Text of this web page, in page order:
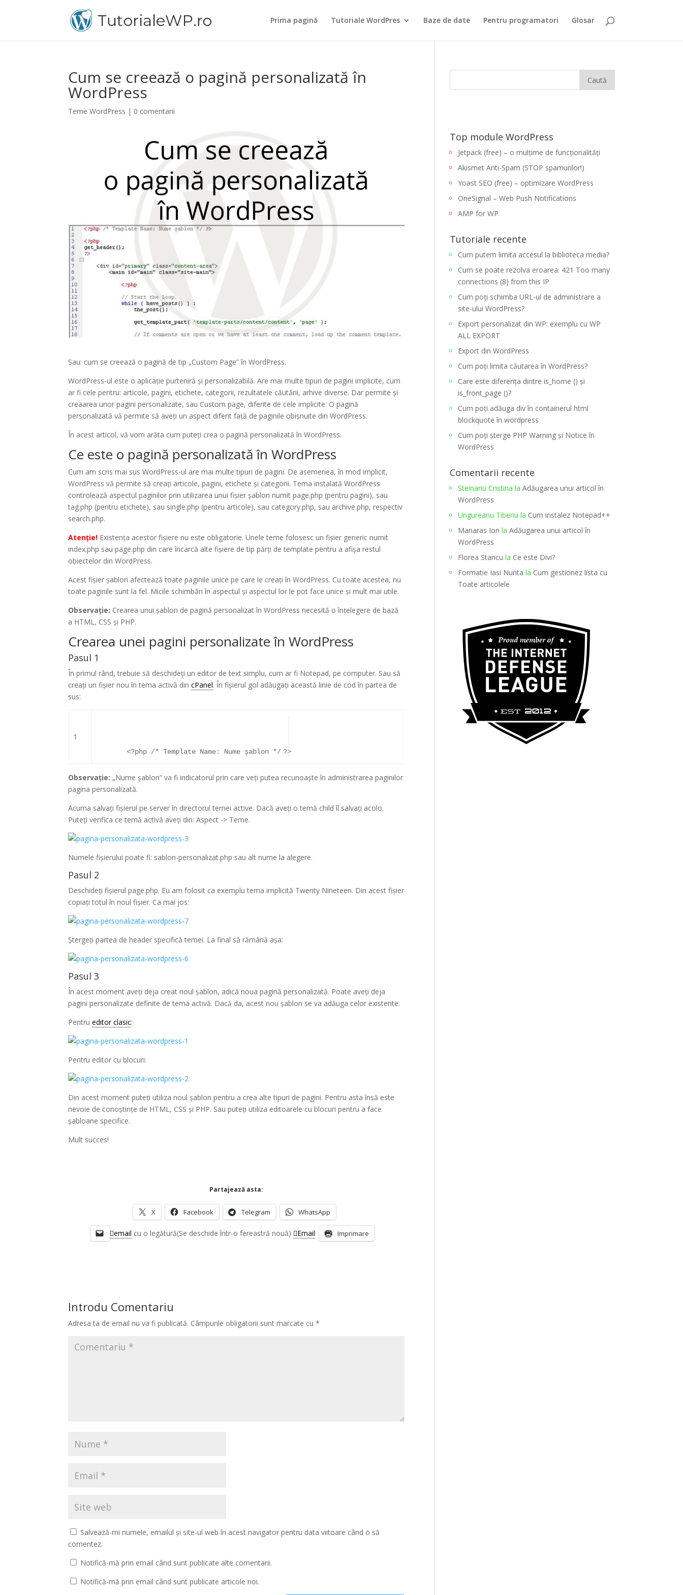
Prima pagină Tutoriale WordPres Baze de date Pentru programatori Glosar
Cum se creează o pagină personalizată în
WordPress
Teme WordPress | 0 comentarii
Sau: cum se creează o pagină de tip „Custom Page” în WordPress.
WordPress-ul este o aplicație purteniră și personalizabilă. Are mai multe tipuri de pagini implicite, cum
ar fi cele pentru: articole, pagini, etichete, categorii, rezultatele căutării, arhive diverse. Dar permite și
creaarea unor pagini personalizate, sau Custom page, diferite de cele implicite. O pagină
personalizată vă permite să aveți un aspect diferit față de paginile obișnuite din WordPress.
În acest articol, vă vom arăta cum puteți crea o pagină personalizată în WordPress.
Ce este o pagină personalizată în WordPress
Cum am scris mai sus WordPress-ul are mai multe tipuri de pagini. De asemenea, în mod implicit,
WordPress vă permite să creați articole, pagini, etichete și categorii. Tema instalată WordPress
controlează aspectul paginilor prin utilizarea unui fișier șablon numit page.php (pentru pagini), sau
tag.php (pentru etichete), sau single.php (pentru articole), sau category.php, sau archive.php, respectiv
search.php.
Atenție! Existența acestor fișiere nu este obligatorie. Unele teme folosesc un fișier generic numit
index.php sau page.php din care încarcă alte fișiere de tip părți de template pentru a afișa restul
obiectelor din WordPress.
Acest fișier șablon afectează toate paginile unice pe care le creați în WordPress. Cu toate acestea, nu
toate paginile sunt la fel. Micile schimbări în aspectul și aspectul lor le pot face unice și mult mai utile.
Observație: Crearea unui șablon de pagină personalizat în WordPress necesită o înțelegere de bază
a HTML, CSS și PHP.
Crearea unei pagini personalizate în WordPress
Pasul 1
În primul rând, trebuie să deschideți un editor de text simplu, cum ar fi Notepad, pe computer. Sau să
creați un fișier nou în tema activă dincPanel. În fișierul gol adăugați această linie de cod în partea de
sus:
1
<?php /* Template Name: Nume șablon */ ?>
Observație: „Nume șablon” va fi indicatorul prin care veți putea recunoaște în administrarea paginilor
pagina personalizată.
Acuma salvați fișierul pe server în directorul temei active. Dacă aveți o temă child îl salvați acolo.
Puteți verifica ce temă activă aveți din: Aspect -> Teme.
Numele fișierului poate fi: sablon-personalizat.php sau alt nume la alegere.
Pasul 2
Deschideți fișierul page.php. Eu am folosit ca exemplu tema implicită Twenty Nineteen. Din acest fișier
copiați totul în noul fișier. Ca mai jos:
Ștergeți partea de header specifică temei. La final să rămână așa:
Pasul 3
În acest moment aveți deja creat noul șablon, adică noua pagină personalizată. Poate aveți deja
pagini personalizate definite de tema activă. Dacă da, acest nou șablon se va adăuga celor existente.
Pentrueditor clasic:
Pentru editor cu blocuri:
Din acest moment puteți utiliza noul șablon pentru a crea alte tipuri de pagini. Pentru asta însă este
nevoie de conoștințe de HTML, CSS și PHP. Sau puteți utiliza editoarele cu blocuri pentru a face
șabloane specifice.
Mult succes!
Partajează asta:
X Facebook Telegram WhatsApp
email cu o legătură(Se deschide într-o fereastră nouă) Email Imprimare
Introdu Comentariu
Adresa ta de email nu va fi publicată. Câmpurile obligatorii sunt marcate cu*
Salvează-mi numele, emailul și site-ul web în acest navigator pentru data viitoare când o să
comentez.
Notifică-mă prin email când sunt publicate alte comentarii.
Notifică-mă prin email când sunt publicate articole noi.
Top module WordPress
Jetpack (free) – o mulțime de funcționalități
Akismet Anti-Spam (STOP spamurilor!)
Yoast SEO (free) – optimizare WordPress
OneSignal – Web Push Notifications
AMP for WP
Tutoriale recente
Cum putem limita accesul la biblioteca media?
Cum se poate rezolva eroarea: 421 Too many
connections (8) from this IP
Cum poți schimba URL-ul de administrare a
site-ului WordPress?
Export personalizat din WP: exemplu cu WP
ALL EXPORT
Export din WordPress
Cum poți limita căutarea în WordPress?
Care este diferența dintre is_home () și
is_front_page ()?
Cum poți adăuga div în containerul html
blockquote în wordpress
Cum poți șterge PHP Warning și Notice în
WordPress
Comentarii recente
Steinariu Cristina la Adăugarea unui articol în
WordPress
Ungureanu Tiberiu la Cum instalez Notepad++
Manaras Ion la Adăugarea unui articol în
WordPress
Florea Stancu la Ce este Divi?
Formatie Iasi Nunta la Cum gestionez lista cu
Toate articolele